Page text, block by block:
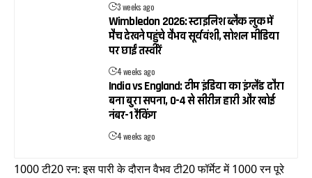
3 weeks ago
Wimbledon 2026: स्टाइलिश ब्लैक लुक में
मैच देखने पहुंचे वैभव सूर्यवंशी, सोशल मीडिया
पर छाईं तस्वीरें
4 weeks ago
India vs England: टीम इंडिया का इंग्लैंड दौरा
बना बुरा सपना, 0-4 से सीरीज हारी और खोई
नंबर-1 रैंकिंग
4 weeks ago
1000 टी20 रन: इस पारी के दौरान वैभव टी20 फॉर्मेट में 1000 रन पूरे